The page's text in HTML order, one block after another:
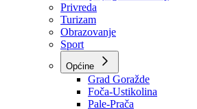
O kantonu
Simboli kantona (Grb, zastava)
Historija (digitalni muzej)
Privreda
Turizam
Obrazovanje
Sport
Općine